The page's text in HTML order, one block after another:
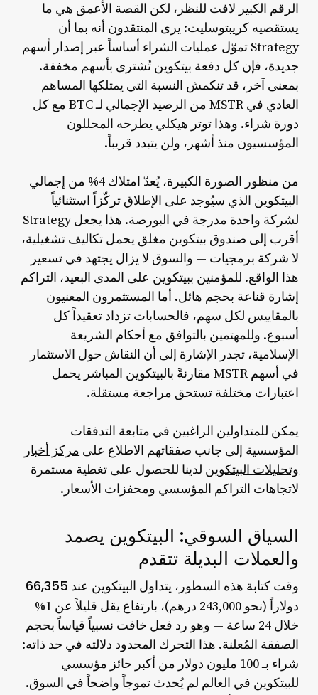
الرقم الكبير لافت للنظر، لكن القصة الأعمق هي ما
يستقصيه كريبتوسليت: يرى المنتقدون أنه بما أن
Strategy تموّل عمليات الشراء أساساً عبر إصدار أسهم
جديدة، فإن كل دفعة بيتكوين تُشترى بأسهم مخففة.
بمعنى آخر، قد تنكمش النسبة التي يمتلكها المساهم
العادي في MSTR من الرصيد الإجمالي لـ BTC مع كل
دورة شراء. وهذا توتر هيكلي يطرحه المحللون
المؤسسيون منذ أشهر، ولن يتبدد قريباً.
من منظور الصورة الكبيرة، يُعدّ امتلاك 4% من إجمالي
البيتكوين الذي سيُوجد على الإطلاق تركّزاً استثنائياً
لشركة واحدة مدرجة في البورصة. هذا يجعل Strategy
أقرب إلى صندوق بيتكوين مغلق يحمل تكاليف تشغيلية،
لا شركة برمجيات — والسوق لا يزال يجتهد في تسعير
هذا الواقع. للمؤمنين ببيتكوين على المدى البعيد، التراكم
إشارة قناعة بحجم هائل. أما المستثمرون المعنيون
بالمقاييس لكل سهم، فالحسابات تزداد تعقيداً كل
أسبوع. وللمهتمين بالتوافق مع أحكام الشريعة
الإسلامية، تجدر الإشارة إلى أن النقاش حول الاستثمار
في أسهم MSTR مقارنةً بالبيتكوين المباشر يحمل
اعتبارات مختلفة تستحق مراجعة مستقلة.
يمكن للمتداولين الراغبين في متابعة التدفقات
المؤسسية إلى جانب صفقاتهم الاطلاع على مركز أخبار
وتحليلات البيتكوين لدينا للحصول على تغطية مستمرة
لاتجاهات التراكم المؤسسي ومحفزات الأسعار.
السياق السوقي: البيتكوين يصمد
والعملات البديلة تتقدم
وقت كتابة هذه السطور، يتداول البيتكوين عند 66,355
دولاراً
(نحو 243,000 درهم)، بارتفاع يقل قليلاً عن 1%
خلال 24 ساعة — وهو رد فعل خافت نسبياً قياساً بحجم
الصفقة المُعلنة. هذا التحرك المحدود دلالته في حد ذاته:
شراء بـ 100 مليون دولار من أكبر حائز مؤسسي
للبيتكوين في العالم لم يُحدث تموجاً واضحاً في السوق.